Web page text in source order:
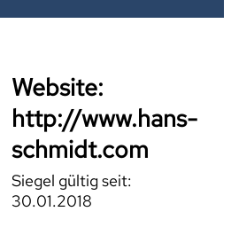
Website:
http://www.hans-
schmidt.com
Siegel gültig seit:
30.01.2018